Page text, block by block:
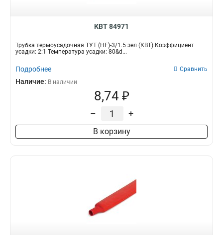
КВТ 84971
Трубка термоусадочная ТУТ (HF)-3/1.5 зел (КВТ) Коэффициент
усадки: 2:1 Температура усадки: 80&d...
Подробнее Сравнить
Наличие: В наличии
8,74 ₽
– +
В корзину